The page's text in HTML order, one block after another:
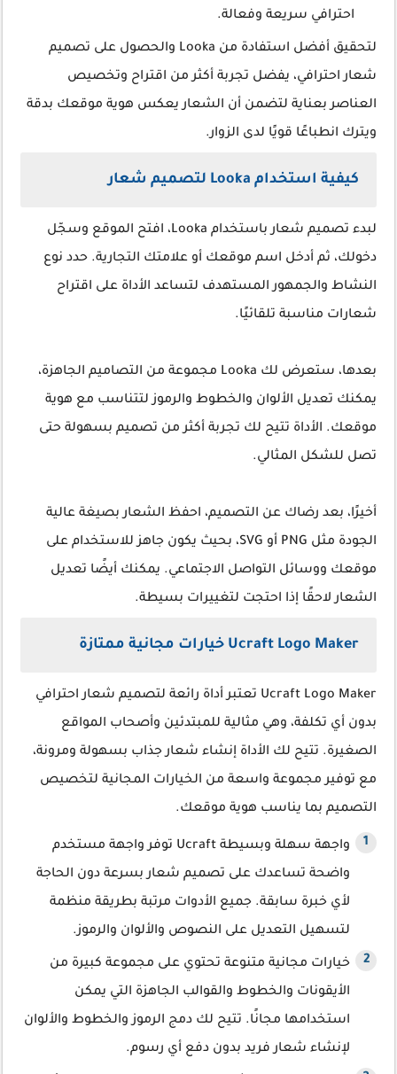
احترافي سريعة وفعالة.
لتحقيق أفضل استفادة من Looka والحصول على تصميم
شعار احترافي، يفضل تجربة أكثر من اقتراح وتخصيص
العناصر بعناية لتضمن أن الشعار يعكس هوية موقعك بدقة
ويترك انطباعًا قويًا لدى الزوار.
كيفية استخدام Looka لتصميم شعار
لبدء تصميم شعار باستخدام Looka، افتح الموقع وسجّل
دخولك، ثم أدخل اسم موقعك أو علامتك التجارية. حدد نوع
النشاط والجمهور المستهدف لتساعد الأداة على اقتراح
شعارات مناسبة تلقائيًا.
بعدها، ستعرض لك Looka مجموعة من التصاميم الجاهزة،
يمكنك تعديل الألوان والخطوط والرموز لتتناسب مع هوية
موقعك. الأداة تتيح لك تجربة أكثر من تصميم بسهولة حتى
تصل للشكل المثالي.
أخيرًا، بعد رضاك عن التصميم، احفظ الشعار بصيغة عالية
الجودة مثل PNG أو SVG، بحيث يكون جاهز للاستخدام على
موقعك ووسائل التواصل الاجتماعي. يمكنك أيضًا تعديل
الشعار لاحقًا إذا احتجت لتغييرات بسيطة.
Ucraft Logo Maker خيارات مجانية ممتازة
Ucraft Logo Maker تعتبر أداة رائعة لتصميم شعار احترافي
بدون أي تكلفة، وهي مثالية للمبتدئين وأصحاب المواقع
الصغيرة. تتيح لك الأداة إنشاء شعار جذاب بسهولة ومرونة،
مع توفير مجموعة واسعة من الخيارات المجانية لتخصيص
التصميم بما يناسب هوية موقعك.
واجهة سهلة وبسيطة Ucraft توفر واجهة مستخدم
واضحة تساعدك على تصميم شعار بسرعة دون الحاجة
لأي خبرة سابقة. جميع الأدوات مرتبة بطريقة منظمة
لتسهيل التعديل على النصوص والألوان والرموز.
خيارات مجانية متنوعة تحتوي على مجموعة كبيرة من
الأيقونات والخطوط والقوالب الجاهزة التي يمكن
استخدامها مجانًا. تتيح لك دمج الرموز والخطوط والألوان
لإنشاء شعار فريد بدون دفع أي رسوم.